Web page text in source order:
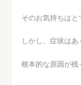
そのお気持ちはと
しかし、症状はあ
根本的な原因が残